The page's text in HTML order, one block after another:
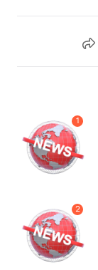
1
2